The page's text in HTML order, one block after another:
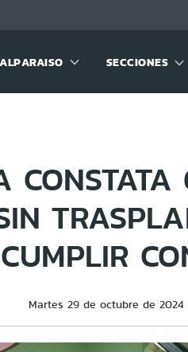
SECCIONES
Martes 29 de octubre de 2024